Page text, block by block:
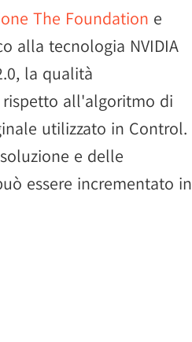
The Foundation e
alla tecnologia NVIDIA
la qualità
all'algoritmo di
utilizzato in Control.
e delle
essere incrementato in